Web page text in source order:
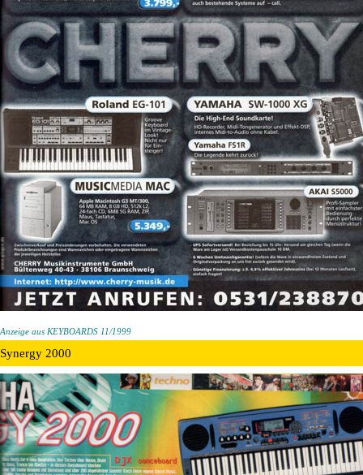
Anzeige aus KEYBOARDS 11/1999
Synergy 2000